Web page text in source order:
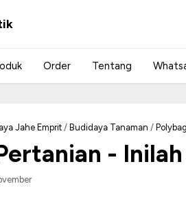
Order Tentang
Jahe Emprit / Budidaya Tanaman / Polybag
-